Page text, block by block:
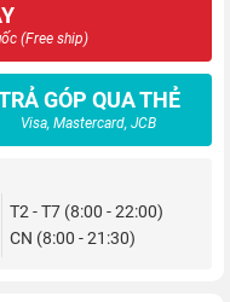
(Free ship)
GÓP QUA THẺ
Visa, Mastercard, JCB
T2 - T7 (8:00 - 22:00)
CN (8:00 - 21:30)